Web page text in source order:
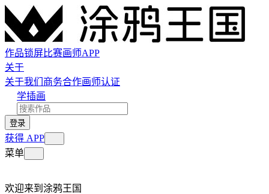
作品锁屏比赛画师APP
关于
关于我们 商务合作画师认证
学插画
登录
获得 APP
菜单
欢迎来到涂鸦王国